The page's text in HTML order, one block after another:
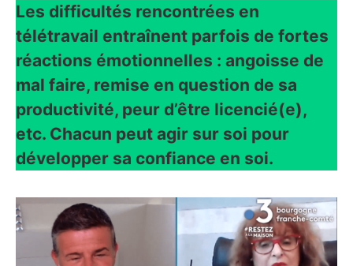
Les difficultés rencontrées en
télétravail entraînent parfois de fortes
réactions émotionnelles : angoisse de
mal faire, remise en question de sa
productivité, peur d’être licencié(e),
etc. Chacun peut agir sur soi pour
développer sa confiance en soi.